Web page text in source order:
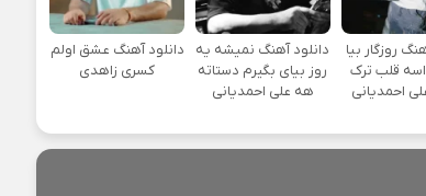
روزگار بیا
قلب ترک
احمدیانی
دانلود آهنگ نمیشه یه
روز بیای بگیرم دستاته
هه علی احمدیانی
دانلود آهنگ عشق اولم
کسری زاهدی